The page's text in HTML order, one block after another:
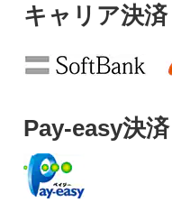
キャリア決済
Pay-easy決済